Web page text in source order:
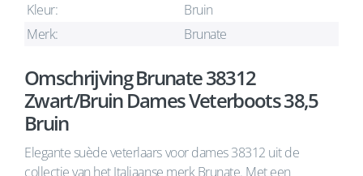
Kleur:
Bruin
Merk:
Brunate
Omschrijving Brunate 38312
Zwart/Bruin Dames Veterboots 38,5
Bruin
Elegante suède veterlaars voor dames 38312 uit de
collectie van het Italiaanse merk Brunate. Met een